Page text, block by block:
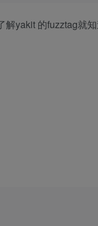
解yakit 的fuzztag就